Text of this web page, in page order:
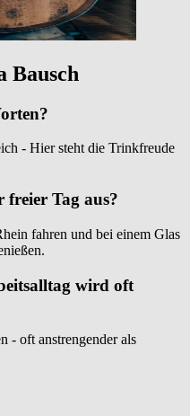
Bausch
- Hier steht die Trinkfreude
freier Tag aus?
fahren und bei einem Glas
wird oft
- oft anstrengender als